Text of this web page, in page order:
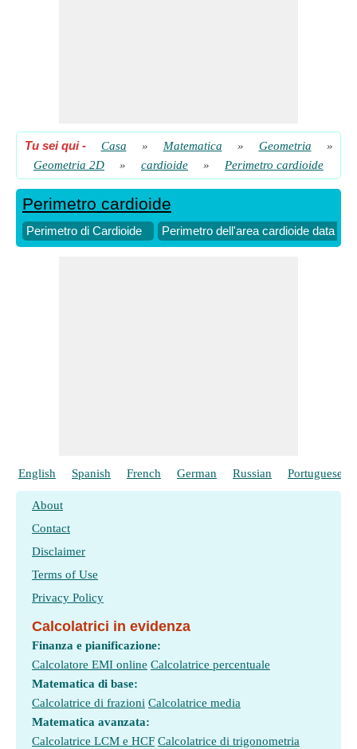
Tu sei qui- Casa » Matematica » Geometria
»
Geometria 2D
» cardioide » Perimetro cardioide
Perimetro cardioide
Perimetro di Cardioide Perimetro dell'area cardioide data
English Spanish French German Russian Portuguese
About
Contact
Disclaimer
Terms of Use
Privacy Policy
Calcolatrici in evidenza
Finanza e pianificazione:
Calcolatore EMI online Calcolatrice percentuale
Matematica di base:
Calcolatrice di frazioni Calcolatrice media
Matematica avanzata:
Calcolatrice LCM e HCF Calcolatrice di trigonometria